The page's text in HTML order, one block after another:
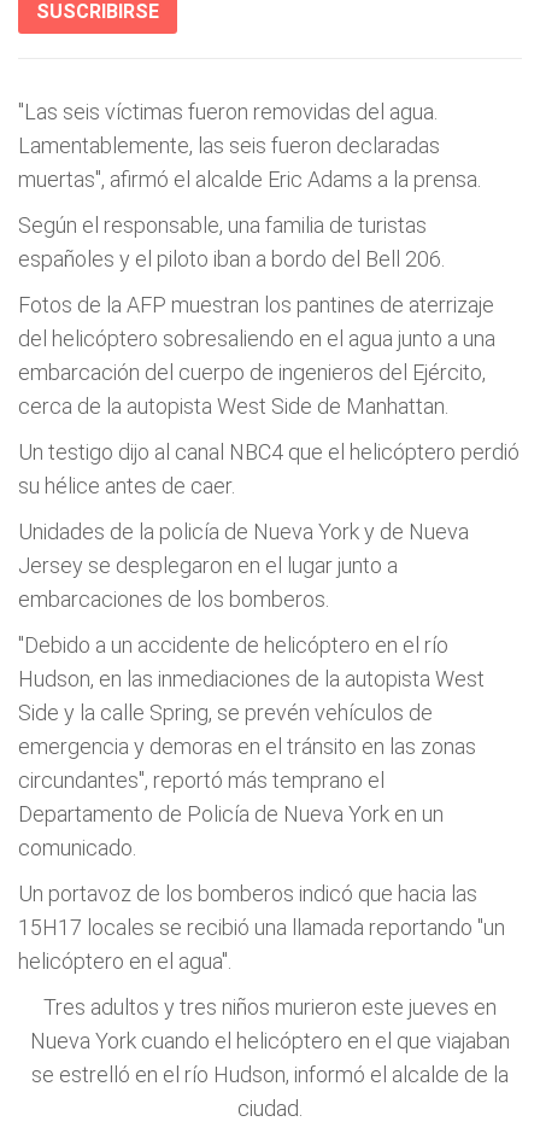
SUSCRIBIRSE
"Las seis víctimas fueron removidas del agua.
Lamentablemente, las seis fueron declaradas
muertas", afirmó el alcalde Eric Adams a la prensa.
Según el responsable, una familia de turistas
españoles y el piloto iban a bordo del Bell 206.
Fotos de la AFP muestran los pantines de aterrizaje
del helicóptero sobresaliendo en el agua junto a una
embarcación del cuerpo de ingenieros del Ejército,
cerca de la autopista West Side de Manhattan.
Un testigo dijo al canal NBC4 que el helicóptero perdió
su hélice antes de caer.
Unidades de la policía de Nueva York y de Nueva
Jersey se desplegaron en el lugar junto a
embarcaciones de los bomberos.
"Debido a un accidente de helicóptero en el río
Hudson, en las inmediaciones de la autopista West
Side y la calle Spring, se prevén vehículos de
emergencia y demoras en el tránsito en las zonas
circundantes", reportó más temprano el
Departamento de Policía de Nueva York en un
comunicado.
Un portavoz de los bomberos indicó que hacia las
15H17 locales se recibió una llamada reportando "un
helicóptero en el agua".
Tres adultos y tres niños murieron este jueves en
Nueva York cuando el helicóptero en el que viajaban
se estrelló en el río Hudson, informó el alcalde de la
ciudad.